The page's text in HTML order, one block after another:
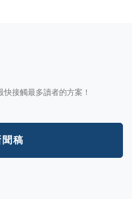
接觸最多讀者的方案！
稿